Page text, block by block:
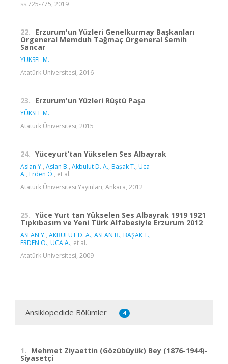
ss.725-775, 2019
22. Erzurum'un Yüzleri Genelkurmay Başkanları
Orgeneral Memduh Tağmaç Orgeneral Semih
Sancar
YÜKSEL M.
Atatürk Üniversitesi, 2016
23. Erzurum'un Yüzleri Rüştü Paşa
YÜKSEL M.
Atatürk Üniversitesi, 2015
24. Yüceyurt’tan Yükselen Ses Albayrak
Aslan Y., Aslan B., Akbulut D. A., Başak T., Uca
A., Erden Ö., et al.
Atatürk Üniversitesi Yayınları, Ankara, 2012
25. Yüce Yurt tan Yükselen Ses Albayrak 1919 1921
Tıpkıbasım ve Yeni Türk Alfabesiyle Erzurum 2012
ASLAN Y., AKBULUT D. A., ASLAN B., BAŞAK T.,
ERDEN Ö., UCA A., et al.
Atatürk Üniversitesi, 2009
Ansiklopedide Bölümler 4
1. Mehmet Ziyaettin (Gözübüyük) Bey (1876-1944)-
Siyasetçi